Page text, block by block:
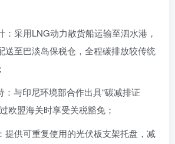
：采用LNG动力散货船运输至泗水港，
送至巴淡岛保税仓，全程碳排放较传统
：与印尼环境部合作出具“碳减排证
欧盟海关时享受关税豁免；
提供可重复使用的光伏板支架托盘，减